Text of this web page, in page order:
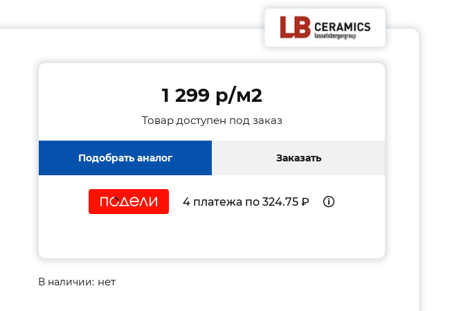
1 299 p/м2
Товар доступен под заказ
Подобрать аналог Заказать
4 платежа по 324.75 ₽
В наличии: нет